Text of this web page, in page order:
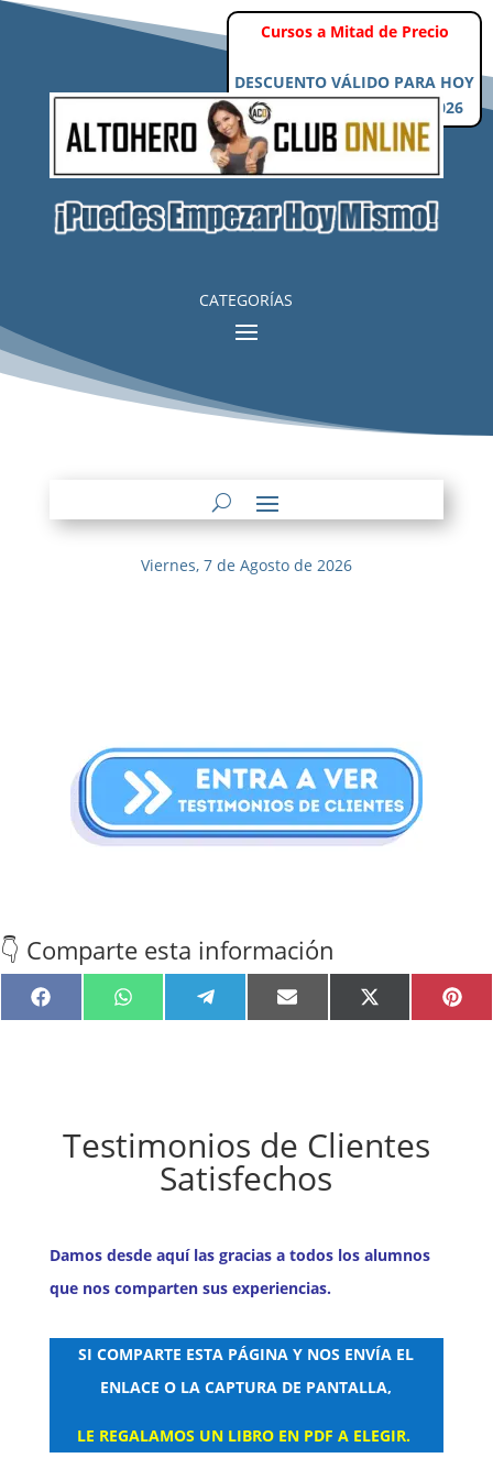
CATEGORÍAS
Viernes, 7 de Agosto de 2026
👇 Comparte esta información
Compartir
en
Facebook Compartir
en
WhatsApp Compartir
en
Telegram Compartir
en
Email Compartir
en
X
(Twitter) en
Testimonios de Clientes
Satisfechos
Damos desde aquí las gracias a todos los alumnos
que nos comparten sus experiencias.
SI COMPARTE ESTA PÁGINA Y NOS ENVÍA EL
ENLACE O LA CAPTURA DE PANTALLA,
LE REGALAMOS UN LIBRO EN PDF A ELEGIR.